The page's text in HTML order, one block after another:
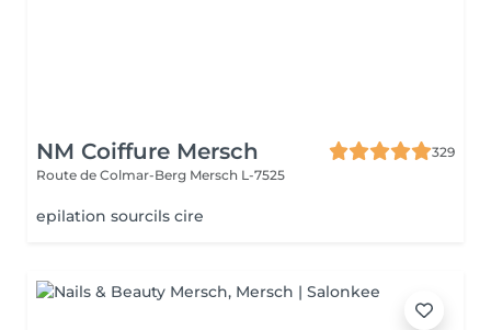
NM Coiffure Mersch
329
Route de Colmar-Berg Mersch L-7525
epilation sourcils cire